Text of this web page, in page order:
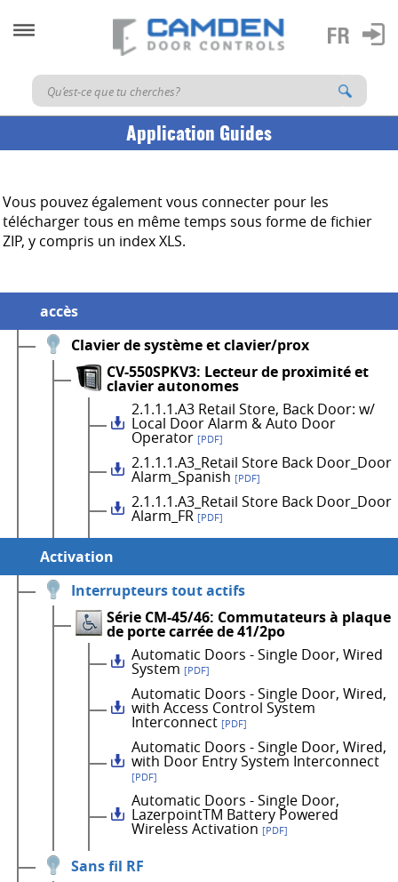
Application Guides
Vous pouvez également vous connecter pour les
télécharger tous en même temps sous forme de fichier
ZIP, y compris un index XLS.
accès
Clavier de système et clavier/prox
CV-550SPKV3: Lecteur de proximité et
clavier autonomes
2.1.1.1.A3 Retail Store, Back Door: w/
Local Door Alarm & Auto Door
Operator [PDF]
2.1.1.1.A3_Retail Store Back Door_Door
Alarm_Spanish [PDF]
2.1.1.1.A3_Retail Store Back Door_Door
Alarm_FR [PDF]
Activation
Interrupteurs tout actifs
Série CM-45/46: Commutateurs à plaque
de porte carrée de 41/2po
Automatic Doors - Single Door, Wired
System [PDF]
Automatic Doors - Single Door, Wired,
with Access Control System
Interconnect [PDF]
Automatic Doors - Single Door, Wired,
with Door Entry System Interconnect
[PDF]
Automatic Doors - Single Door,
LazerpointTM Battery Powered
Wireless Activation [PDF]
Sans fil RF